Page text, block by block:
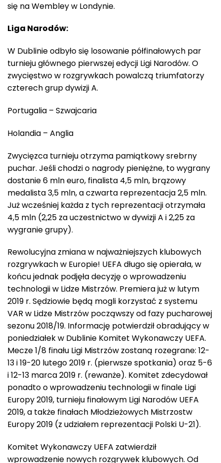
się na Wembley w Londynie.
Liga Narodów:
W Dublinie odbyło się losowanie półfinałowych par
turnieju głównego pierwszej edycji Ligi Narodów. O
zwycięstwo w rozgrywkach powalczą triumfatorzy
czterech grup dywizji A.
Portugalia – Szwajcaria
Holandia – Anglia
Zwycięzca turnieju otrzyma pamiątkowy srebrny
puchar. Jeśli chodzi o nagrody pieniężne, to wygrany
dostanie 6 mln euro, finalista 4,5 mln, brązowy
medalista 3,5 mln, a czwarta reprezentacja 2,5 mln.
Już wcześniej każda z tych reprezentacji otrzymała
4,5 mln (2,25 za uczestnictwo w dywizji A i 2,25 za
wygranie grupy).
Rewolucyjna zmiana w najważniejszych klubowych
rozgrywkach w Europie! UEFA długo się opierała, w
końcu jednak podjęła decyzję o wprowadzeniu
technologii w Lidze Mistrzów. Premiera już w lutym
2019 r. Sędziowie będą mogli korzystać z systemu
VAR w Lidze Mistrzów począwszy od fazy pucharowej
sezonu 2018/19. Informację potwierdził obradujący w
poniedziałek w Dublinie Komitet Wykonawczy UEFA.
Mecze 1/8 finału Ligi Mistrzów zostaną rozegrane: 12-
13 i 19-20 lutego 2019 r. (pierwsze spotkania) oraz 5-6
i 12-13 marca 2019 r. (rewanże). Komitet zdecydował
ponadto o wprowadzeniu technologii w finale Ligi
Europy 2019, turnieju finałowym Ligi Narodów UEFA
2019, a także finałach Młodzieżowych Mistrzostw
Europy 2019 (z udziałem reprezentacji Polski U-21).
Komitet Wykonawczy UEFA zatwierdził
wprowadzenie nowych rozgrywek klubowych. Od